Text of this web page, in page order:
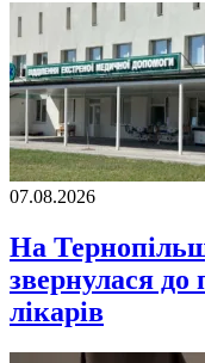
07.08.2026
На
звернулася до
лікарів